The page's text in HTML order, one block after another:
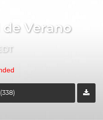
de Verano